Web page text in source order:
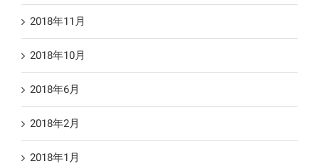
2018年11月
2018年10月
2018年6月
2018年2月
2018年1月